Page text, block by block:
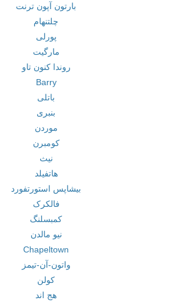
بارتون آپون ترنت
چلتنهام
پورلی
مارگیت
روندا کنون تاو
Barry
باتلی
بنبری
موردن
کومبرن
نیث
هاتفیلد
بیشاپس استورتفورد
فالکرک
کمبسلنگ
نیو مالدن
Chapeltown
واتون-آن-تیمز
کولن
هج اند